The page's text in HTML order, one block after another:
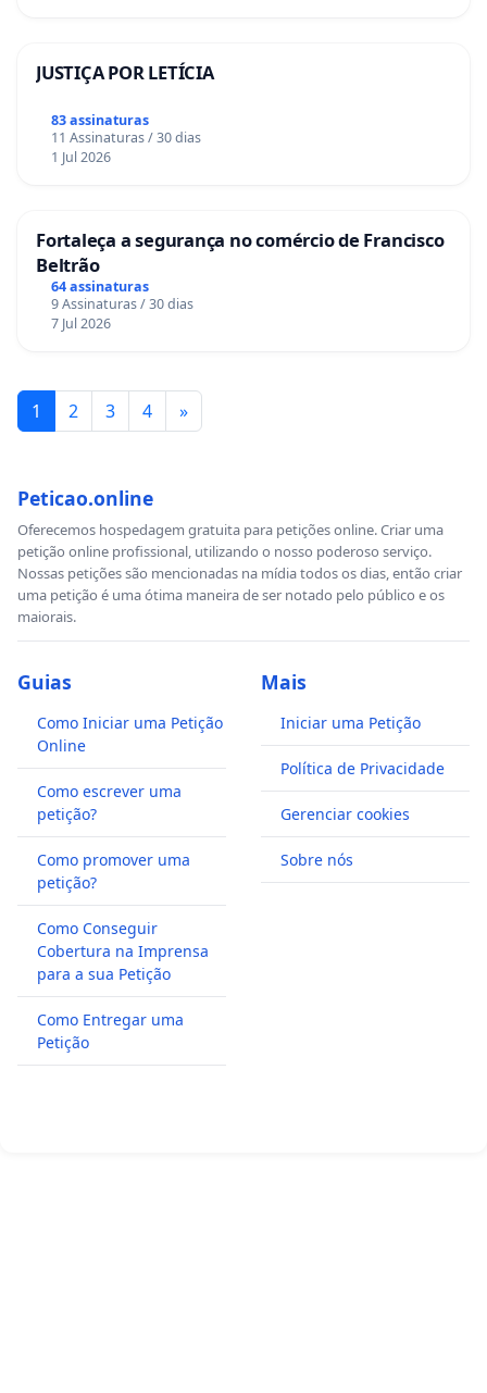
JUSTIÇA POR LETÍCIA
83 assinaturas
11 Assinaturas / 30 dias
1 Jul 2026
Fortaleça a segurança no comércio de Francisco
Beltrão
64 assinaturas
9 Assinaturas / 30 dias
7 Jul 2026
1 2 3 4 »
Peticao.online
Oferecemos hospedagem gratuita para petições online. Criar uma
petição online profissional, utilizando o nosso poderoso serviço.
Nossas petições são mencionadas na mídia todos os dias, então criar
uma petição é uma ótima maneira de ser notado pelo público e os
maiorais.
Guias
Como Iniciar uma Petição
Online
Como escrever uma
petição?
Como promover uma
petição?
Como Conseguir
Cobertura na Imprensa
para a sua Petição
Como Entregar uma
Petição
Mais
Iniciar uma Petição
Política de Privacidade
Gerenciar cookies
Sobre nós